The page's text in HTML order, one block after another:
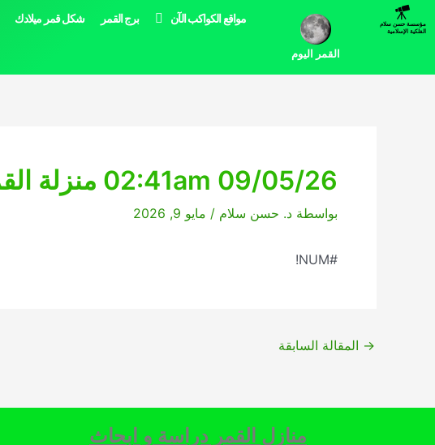
تخطي
إلىمؤسسة حسن سلام
الفلكية الإسلامية
القمر اليوم
مواقع الكواكب الآن برج القمر شكل قمر ميلادك
02:41am 09/05/26 منزلة القمر اليوم
بواسطة د. حسن سلام / مايو 9, 2026
#NUM!
→ المقالة السابقة
منازل القمر دراسة و ابحاث